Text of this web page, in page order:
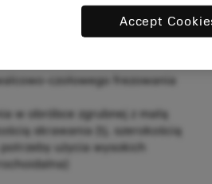
czołowego frezowania
w obróbce zgrubnej z małą
skrawania (tj. szerokością
użycia wysokich
Accept